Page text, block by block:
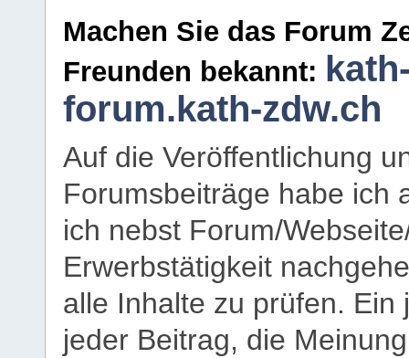
Machen Sie das Forum
Freunden bekannt:
forum.kath-zdw.ch
Auf die Veröffentlichung
Forumsbeiträge habe ich
ich nebst Forum/
Erwerbstätigkeit
alle Inhalte zu prüfen.
jeder Beitrag, die